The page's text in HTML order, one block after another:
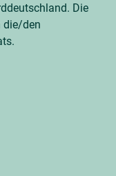
Die
die/den